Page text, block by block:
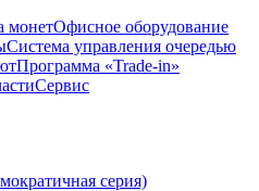
монетОфисное оборудование
Система управления очередью
Программа «Trade-in»
Сервис
серия)